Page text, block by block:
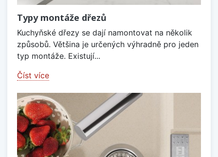
Typy montáže dřezů
Kuchyňské dřezy se dají namontovat na několik
způsobů. Většina je určených výhradně pro jeden
typ montáže. Existují...
Číst více